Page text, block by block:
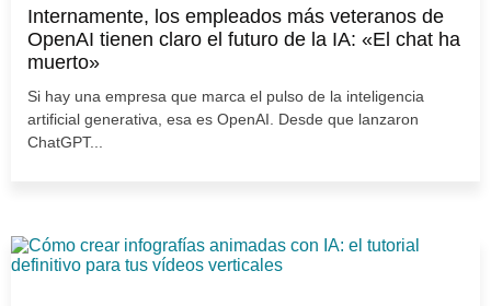
Internamente, los empleados más veteranos de
OpenAI tienen claro el futuro de la IA: «El chat ha
muerto»
Si hay una empresa que marca el pulso de la inteligencia
artificial generativa, esa es OpenAI. Desde que lanzaron
ChatGPT...